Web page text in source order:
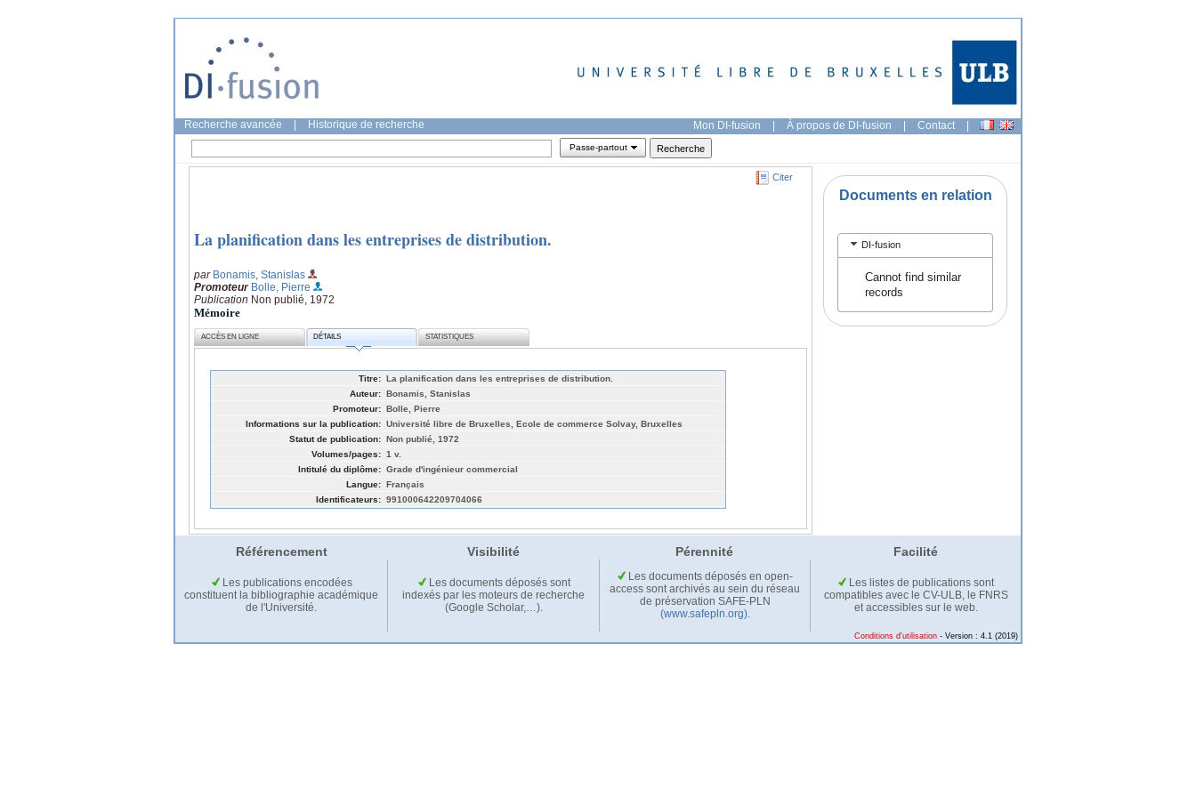
Recherche avancée Historique de recherche Mon DI-fusion | À propos de DI-fusion | Contact |
Passe-partout
Citer
La planification dans les entreprises de distribution.
par Bonamis, Stanislas
Promoteur Bolle, Pierre
Publication Non publié, 1972
Mémoire
ACCÈS EN LIGNE DÉTAILS STATISTIQUES
Titre: La planification dans les entreprises de distribution.
Auteur: Bonamis, Stanislas
Promoteur: Bolle, Pierre
Informations sur la publication: Université libre de Bruxelles, Ecole de commerce Solvay, Bruxelles
Statut de publication: Non publié, 1972
Volumes/pages: 1 v.
Intitulé du diplôme: Grade d'ingénieur commercial
Langue: Français
Identificateurs: 991000642209704066
Documents en relation
DI-fusion
Cannot find similar
records
Référencement Visibilité Pérennité Facilité
Les publications encodées
constituent la bibliographie académique
de l'Université.
Les documents déposés sont
indexés par les moteurs de recherche
(Google Scholar,…).
Les documents déposés en open-
access sont archivés au sein du réseau
de préservation SAFE-PLN
(www.safepln.org).
Les listes de publications sont
compatibles avec le CV-ULB, le FNRS
et accessibles sur le web.
Conditions d'utilisation - Version : 4.1 (2019)